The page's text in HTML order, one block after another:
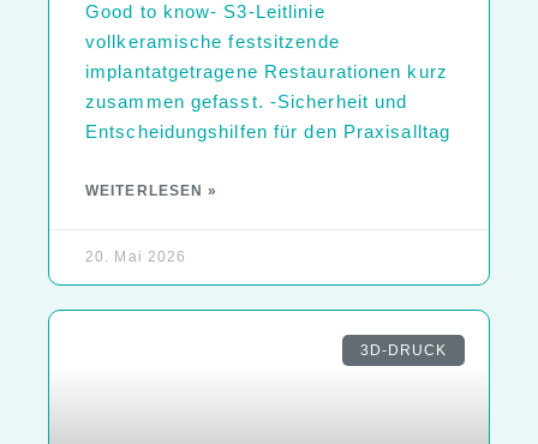
Good to know- S3-Leitlinie
vollkeramische festsitzende
implantatgetragene Restaurationen kurz
zusammen gefasst. -Sicherheit und
Entscheidungshilfen für den Praxisalltag
WEITERLESEN »
20. Mai 2026
3D-DRUCK